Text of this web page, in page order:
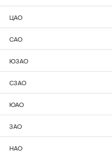
ЦАО
САО
ЮЗАО
СЗАО
ЮАО
ЗАО
НАО